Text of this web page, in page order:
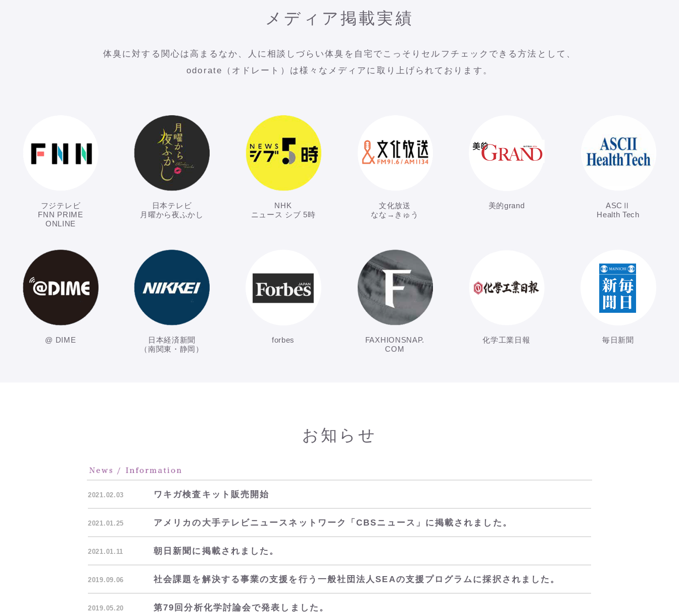
メディア掲載実績
体臭に対する関心は高まるなか、人に相談しづらい体臭を自宅でこっそりセルフチェックできる方法として、
odorate（オドレート）は様々なメディアに取り上げられております。
フジテレビ
FNN PRIME
ONLINE
日本テレビ
月曜から夜ふかし
NHK
ニュース シブ 5時
文化放送
なな→きゅう
美的grand
ASCⅡ
Health Tech
@ DIME
日本経済新聞
（南関東・静岡）
forbes
FAXHIONSNAP.
COM
化学工業日報 毎日新聞
お知らせ
2021.02.03 ワキガ検査キット販売開始
2021.01.25 アメリカの大手テレビニュースネットワーク「CBSニュース」に掲載されました。
2021.01.11 朝日新聞に掲載されました。
2019.09.06 社会課題を解決する事業の支援を行う一般社団法人SEAの支援プログラムに採択されました。
2019.05.20 第79回分析化学討論会で発表しました。